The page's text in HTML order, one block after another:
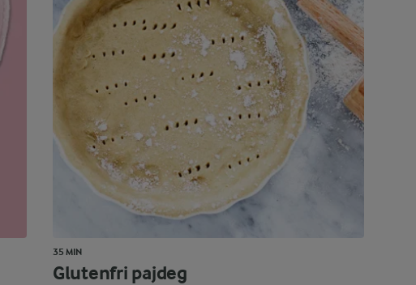
35 MIN
Glutenfri pajdeg